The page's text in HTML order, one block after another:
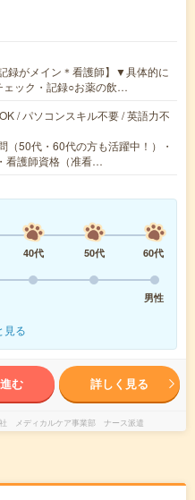
録がメイン＊看護師】▼具体的に
ック・記録○お薬の飲…
/ パソコンスキル不要 / 英語力不
50代・60代の方も活躍中！）・
看護師資格（准看…
40代 50代
60代
男性
見る
む 詳しく見る
社 メディカルケア事業部 ナース派遣